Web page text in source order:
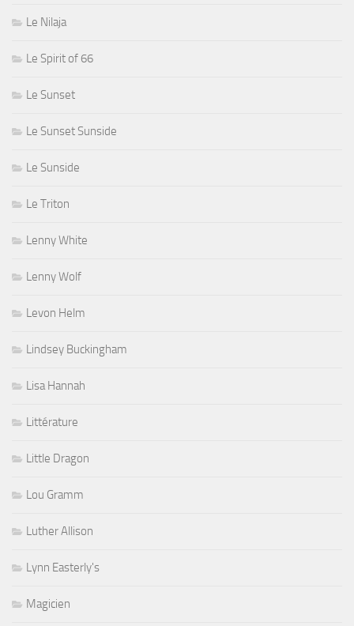
Le Nilaja
Le Spirit of 66
Le Sunset
Le Sunset Sunside
Le Sunside
Le Triton
Lenny White
Lenny Wolf
Levon Helm
Lindsey Buckingham
Lisa Hannah
Littérature
Little Dragon
Lou Gramm
Luther Allison
Lynn Easterly's
Magicien